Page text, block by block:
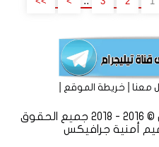
معنا|خريطة الموقع
موقع ( لا ) الأخباري المستقل © 2016 - 2018 جميع الحقوق
أمنية جرافيكس